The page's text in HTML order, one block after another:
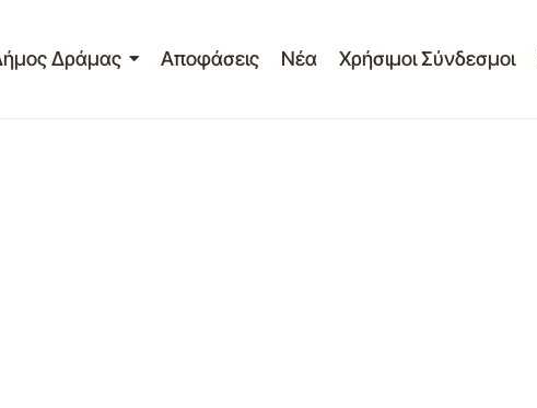
Δράμας Αποφάσεις Νέα Χρήσιμοι Σύνδεσμοι